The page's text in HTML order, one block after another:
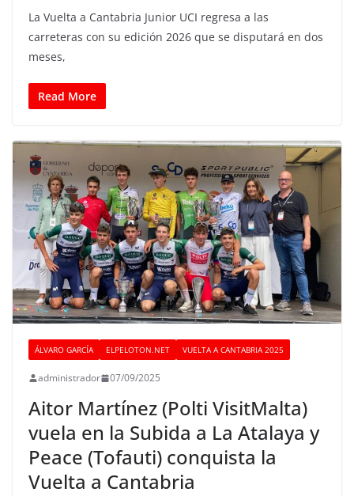
La Vuelta a Cantabria Junior UCI regresa a las
carreteras con su edición 2026 que se disputará en dos
meses,
Read More
ÁLVARO GARCÍA ELPELOTON.NET VUELTA A CANTABRIA 2025
administrador 07/09/2025
Aitor Martínez (Polti VisitMalta)
vuela en la Subida a La Atalaya y
Peace (Tofauti) conquista la
Vuelta a Cantabria